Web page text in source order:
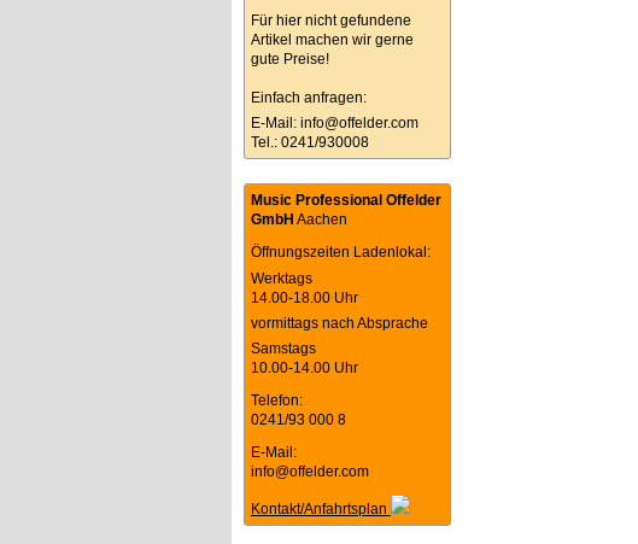
Für hier nicht gefundene
Artikel machen wir gerne
gute Preise!
Einfach anfragen:
E-Mail: info@offelder.com
Tel.: 0241/930008
Music Professional Offelder
GmbH Aachen
Öffnungszeiten Ladenlokal:
Werktags
14.00-18.00 Uhr
vormittags nach Absprache
Samstags
10.00-14.00 Uhr
Telefon:
0241/93 000 8
E-Mail:
info@offelder.com
Kontakt/Anfahrtsplan